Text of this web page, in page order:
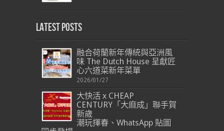
Latest Posts
融合荷蘭新年傳統與亞洲風
味 The Dutch House 呈獻匠
心六道菜新年菜單
2026/01/27
大快活 x CHEAP
CENTURY「大麻成」聯手賀
新歲
潮玩揮春、WhatsApp 貼圖